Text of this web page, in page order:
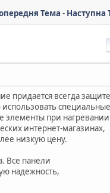
Тема - Наступна
придается всегда защите
специальные
элементы при
интернет-магазинах,
низкую цену.
Все панели
надежность,